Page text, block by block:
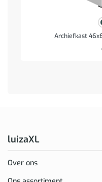
Archiefkast
luizaXL
Over ons